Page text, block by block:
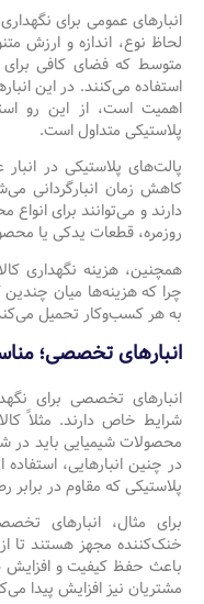
انبارهای عمومی برای
لحاظ نوع، اندازه و ارزش
متوسط که فضای کافی برای
استفاده می‌کنند. در این
اهمیت است، از این رو
پلاستیکی متداول است.
پالت‌های پلاستیکی در
کاهش زمان انبارگردانی
دارند و می‌توانند برای
روزمره، قطعات یدکی یا
همچنین، هزینه نگهداری
چرا که هزینه‌ها میان
به هر کسب‌وکار تحمیل
انبارهای تخصصی؛
انبارهای تخصصی برای
شرایط خاص دارند. مثلاً
محصولات شیمیایی باید در
در چنین انبارهایی،
پلاستیکی که مقاوم در
برای مثال، انبارهای
خنک‌کننده مجهز هستند تا
باعث حفظ کیفیت و افزایش
مشتریان نیز افزایش پیدا